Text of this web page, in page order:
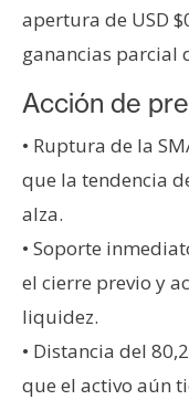
apertura de USD
ganancias parcial
Acción de
• Ruptura de la
que la tendencia
alza.
• Soporte
el cierre previo y
liquidez.
• Distancia del
que el activo aún